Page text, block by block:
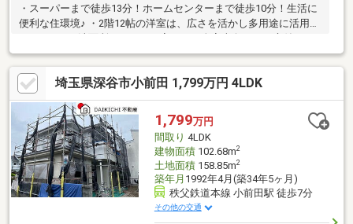
・スーパーまで徒歩13分！ホームセンターまで徒歩10分！生活に
便利な住環境♪ ・2階12帖の洋室は、広さを活かし多用途に活用で
きますね♪ ・洗面所にはサウナ室あり！全室南向き！お庭付きの
住宅です！
埼玉県深谷市小前田 1,799万円 4LDK
1,799万円
間取り 4LDK
建物面積102.68m2
土地面積158.85m2
築年月 1992年4月(築34年5ヶ月)
秩父鉄道本線 小前田駅 徒歩7分
その他の交通